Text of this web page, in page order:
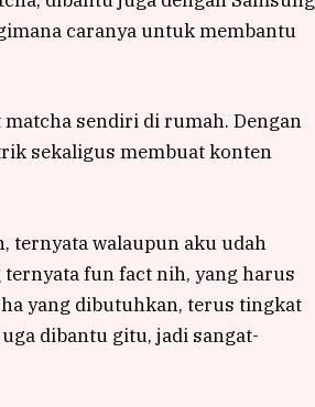
caranya untuk membantu
sendiri di rumah. Dengan
sekaligus membuat konten
ternyata walaupun aku udah
fun fact nih, yang harus
yang dibutuhkan, terus tingkat
dibantu gitu, jadi sangat-